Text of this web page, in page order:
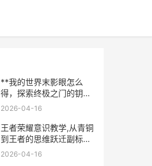
**我的世界末影眼怎么
得，探索终极之门的钥匙
**
2026-04-16
王者荣耀意识教学,从青铜
到王者的思维跃迁副标题,
掌控节奏方能主宰战场
2026-04-16